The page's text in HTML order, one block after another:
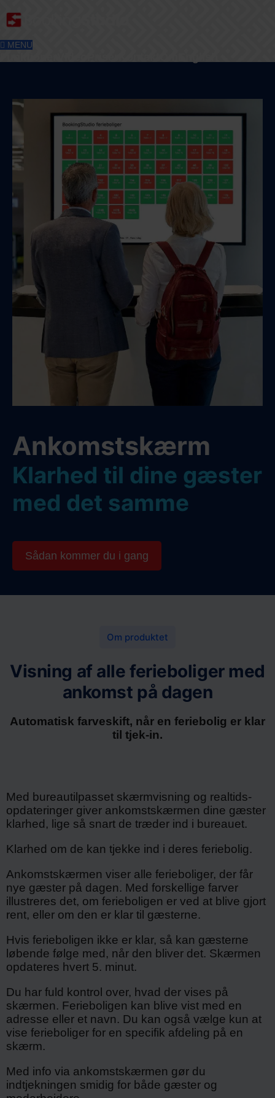
MENU
Ankomst­skærm
Klarhed til dine gæster
med det samme
Sådan kommer du i gang
Om produktet
Visning af alle ferieboliger med
ankomst på dagen
Automatisk farveskift, når en feriebolig er klar
til tjek-in.
Med bureautilpasset skærmvisning og realtids-
opdateringer giver ankomstskærmen dine gæster
klarhed, lige så snart de træder ind i bureauet.
Klarhed om de kan tjekke ind i deres feriebolig.
Ankomstskærmen viser alle ferieboliger, der får
nye gæster på dagen. Med forskellige farver
illustreres det, om ferieboligen er ved at blive gjort
rent, eller om den er klar til gæsterne.
Hvis ferieboligen ikke er klar, så kan gæsterne
løbende følge med, når den bliver det. Skærmen
opdateres hvert 5. minut.
Du har fuld kontrol over, hvad der vises på
skærmen. Ferieboligen kan blive vist med en
adresse eller et navn. Du kan også vælge kun at
vise ferieboliger for en specifik afdeling på en
skærm.
Med info via ankomstskærmen gør du
indtjekningen smidig for både gæster og